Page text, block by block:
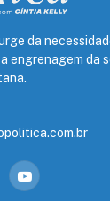
da
engrenagem da
YouTube